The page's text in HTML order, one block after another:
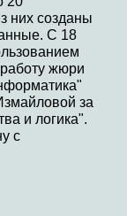
них созданы
С 18
жюри
за
и логика".
с